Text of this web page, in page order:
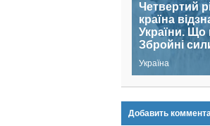
Четвертий
країна
України. Що
Збройні
Україна
Добавить